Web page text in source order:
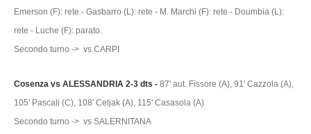
Emerson (F): rete - Gasbarro (L): rete - M. Marchi (F): rete - Doumbia (L):
rete - Luche (F): parato.
Secondo turno -> vs CARPI
Cosenza vs ALESSANDRIA 2-3 dts - 87' aut. Fissore (A), 91' Cazzola (A),
105' Pascali (C), 108' Celjak (A), 115' Casasola (A)
Secondo turno -> vs SALERNITANA